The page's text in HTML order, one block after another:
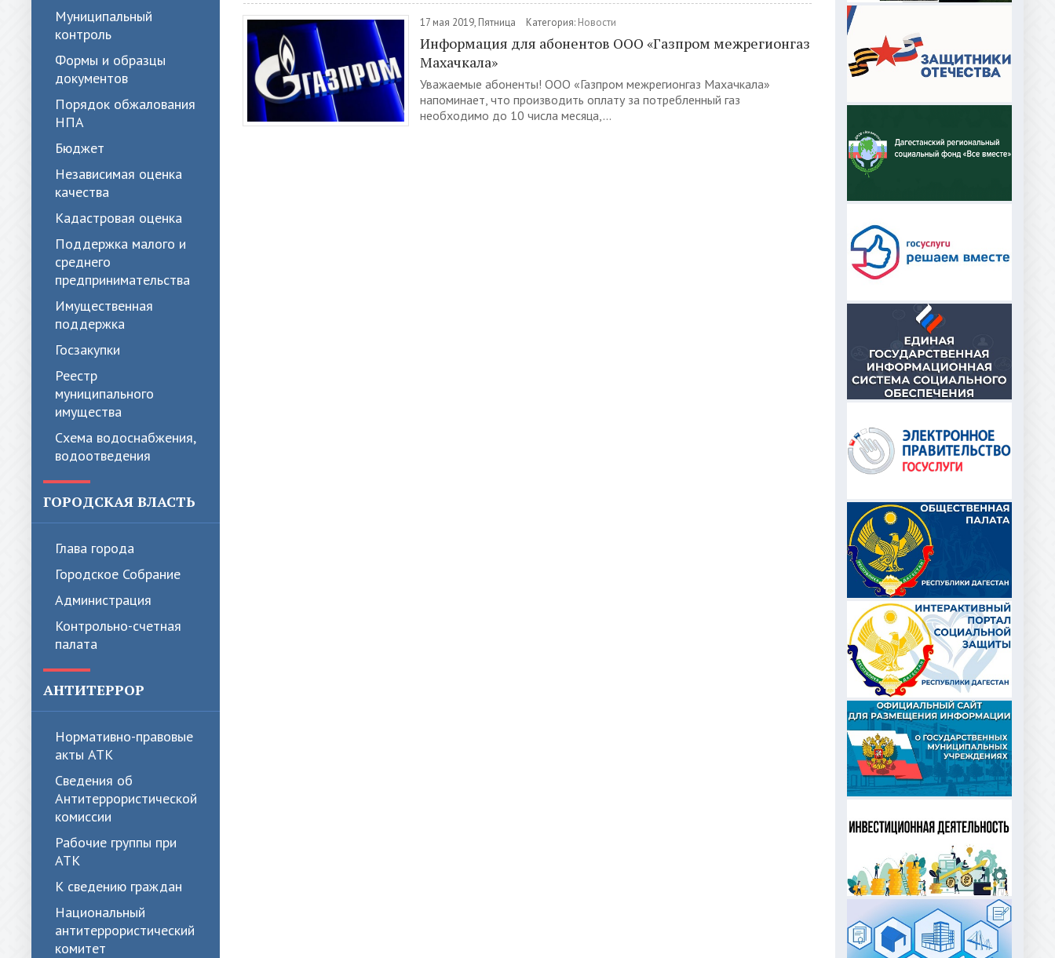
Муниципальный
контроль
Формы и образцы
документов
Порядок обжалования
НПА
Бюджет
Независимая оценка
качества
Кадастровая оценка
Поддержка малого и
среднего
предпринимательства
Имущественная
поддержка
Госзакупки
Реестр
муниципального
имущества
Схема водоснабжения,
водоотведения
ГОРОДСКАЯ ВЛАСТЬ
Глава города
Городское Собрание
Администрация
Контрольно-счетная
палата
АНТИТЕРРОР
Нормативно-правовые
акты АТК
Сведения об
Антитеррористической
комиссии
Рабочие группы при
АТК
К сведению граждан
Национальный
антитеррористический
комитет
17 мая 2019, Пятница Категория: Новости
Информация для абонентов ООО «Газпром межрегионгаз
Махачкала»
Уважаемые абоненты! ООО «Газпром межрегионгаз Махачкала»
напоминает, что производить оплату за потребленный газ
необходимо до 10 числа месяца,...